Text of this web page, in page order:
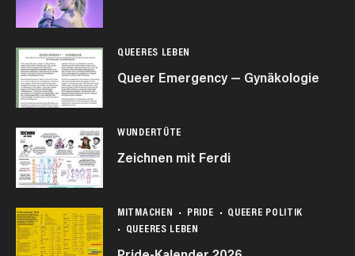
QUEERES LEBEN
Queer Emergency — Gynäkologie
WUNDERTÜTE
Zeichnen mit Ferdi
MITMACHEN PRIDE
QUEERE POLITIK
QUEERES LEBEN